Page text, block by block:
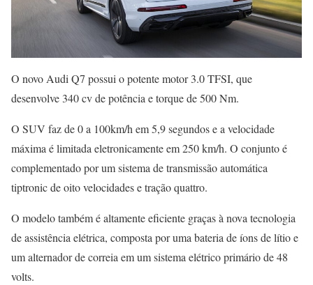
O novo Audi Q7 possui o potente motor 3.0 TFSI, que
desenvolve 340 cv de potência e torque de 500 Nm.
O SUV faz de 0 a 100km/h em 5,9 segundos e a velocidade
máxima é limitada eletronicamente em 250 km/h. O conjunto é
complementado por um sistema de transmissão automática
tiptronic de oito velocidades e tração quattro.
O modelo também é altamente eficiente graças à nova tecnologia
de assistência elétrica, composta por uma bateria de íons de lítio e
um alternador de correia em um sistema elétrico primário de 48
volts.